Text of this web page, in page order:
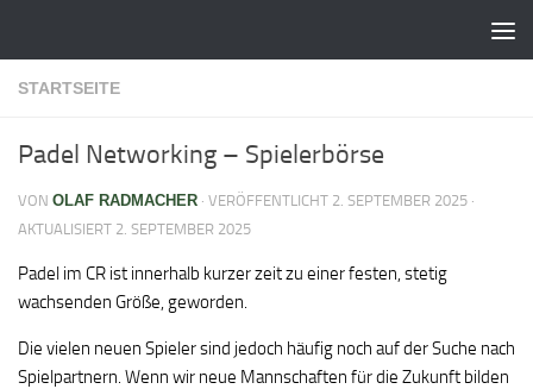
STARTSEITE
Padel Networking – Spielerbörse
VON OLAF RADMACHER · VERÖFFENTLICHT 2. SEPTEMBER 2025 ·
AKTUALISIERT 2. SEPTEMBER 2025
Padel im CR ist innerhalb kurzer zeit zu einer festen, stetig
wachsenden Größe, geworden.
Die vielen neuen Spieler sind jedoch häufig noch auf der Suche nach
Spielpartnern. Wenn wir neue Mannschaften für die Zukunft bilden